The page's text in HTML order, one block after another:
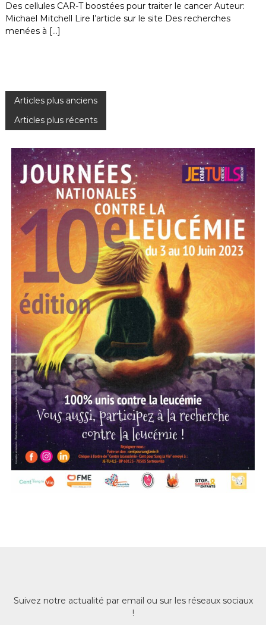
Des cellules CAR-T boostées pour traiter le cancer Auteur:
Michael Mitchell Lire l’article sur le site Des recherches
menées à […]
N
a
g
a
t
o
n
d
e
s
a
Articles plus anciens
Articles plus récents
Suivez notre actualité par email ou sur les réseaux sociaux
!